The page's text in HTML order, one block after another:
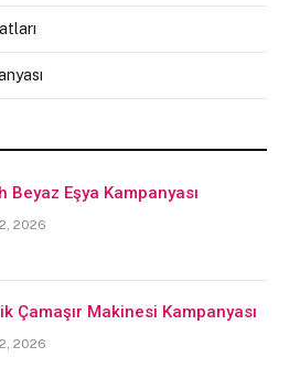
Beyaz Eşya Kampanyası
2026
Çamaşır Makinesi Kampanyası
2026